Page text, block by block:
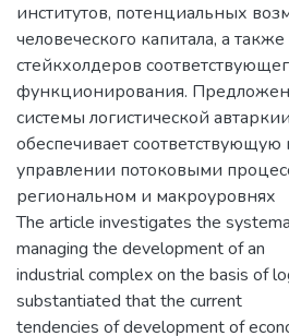
институтов, потенциальных
человеческого капитала, а
стейкхолдеров
функционирования.
системы логистической
обеспечивает соответствующую
управлении потоковыми
региональном и макроуровнях
The article investigates the
managing the development of an
industrial complex on the basis of
substantiated that the current
tendencies of development of